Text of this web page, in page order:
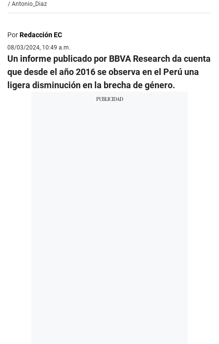
/ Antonio_Diaz
PorRedacción EC
08/03/2024, 10:49 a.m.
Un informe publicado por BBVA Research da cuenta
que desde el año 2016 se observa en el Perú una
ligera disminución en la brecha de género.